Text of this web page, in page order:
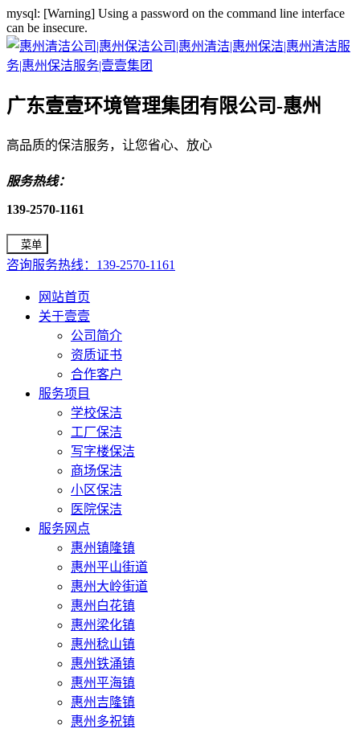
mysql: [Warning] Using a password on the command line interface
can be insecure.
广东壹壹环境管理集团有限公司-惠州
高品质的保洁服务，让您省心、放心
服务热线：
139-2570-1161
菜单
咨询服务热线：139-2570-1161
网站首页
关于壹壹
公司简介
资质证书
合作客户
服务项目
学校保洁
工厂保洁
写字楼保洁
商场保洁
小区保洁
医院保洁
服务网点
惠州镇隆镇
惠州平山街道
惠州大岭街道
惠州白花镇
惠州梁化镇
惠州稔山镇
惠州铁涌镇
惠州平海镇
惠州吉隆镇
惠州多祝镇